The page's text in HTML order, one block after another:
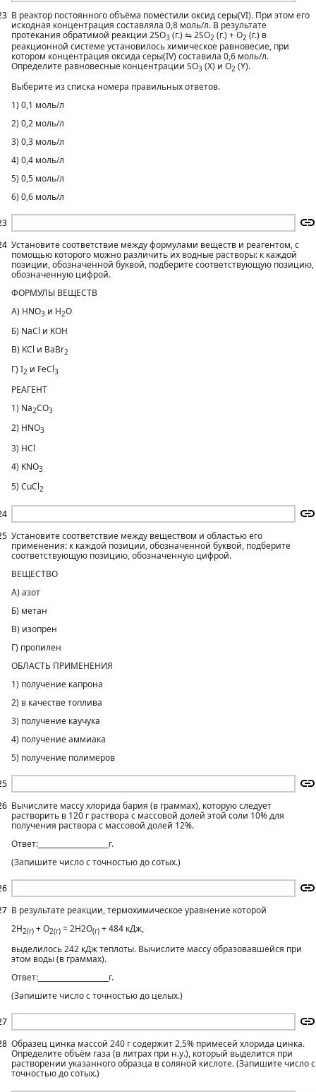
В реактор постоянного объёма поместили оксид серы(VI). При этом его
исходная концентрация составляла 0,8 моль/л. В результате
протекания обратимой реакции 2SO3 (г.) ⇋ 2SO2 (г.) + O2 (г.) в
реакционной системе установилось химическое равновесие, при
котором концентрация оксида серы(IV) составила 0,6 моль/л.
Определите равновесные концентрации SO3 (X) и O2 (Y).
Выберите из списка номера правильных ответов.
1) 0,1 моль/л
2) 0,2 моль/л
3) 0,3 моль/л
4) 0,4 моль/л
5) 0,5 моль/л
6) 0,6 моль/л
Установите соответствие между формулами веществ и реагентом, с
помощью которого можно различить их водные растворы: к каждой
позиции, обозначенной буквой, подберите соответствующую позицию,
обозначенную цифрой.
ФОРМУЛЫ ВЕЩЕСТВ
А) HNO3 и H2O
Б) NaCl и KOH
В) KCl и BaBr2
Г) I2 и FeCl3
РЕАГЕНТ
1) Na2CO3
2) HNO3
3) HCl
4) KNO3
5) CuCl2
Установите соответствие между веществом и областью его
применения: к каждой позиции, обозначенной буквой, подберите
соответствующую позицию, обозначенную цифрой.
ВЕЩЕСТВО
А) азот
Б) метан
В) изопрен
Г) пропилен
ОБЛАСТЬ ПРИМЕНЕНИЯ
1) получение капрона
2) в качестве топлива
3) получение каучука
4) получение аммиака
5) получение полимеров
Вычислите массу хлорида бария (в граммах), которую следует
растворить в 120 г раствора с массовой долей этой соли 10% для
получения раствора с массовой долей 12%.
Ответ:____________________г.
(Запишите число с точностью до сотых.)
В результате реакции, термохимическое уравнение которой
2Н2(г) + О2(г) = 2Н2О(г) + 484 кДж,
выделилось 242 кДж теплоты. Вычислите массу образовавшейся при
этом воды (в граммах).
Ответ:____________________г.
(Запишите число с точностью до целых.)
Образец цинка массой 240 г содержит 2,5% примесей хлорида цинка.
Определите объём газа (в литрах при н.у.), который выделится при
растворении указанного образца в соляной кислоте. (Запишите число с
точностью до сотых.)